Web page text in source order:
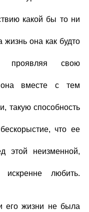
какой бы то ни
жизнь она как будто
проявляя свою
она вместе с тем
такую способность
что ее
этой неизменной,
любить.
его жизни не была